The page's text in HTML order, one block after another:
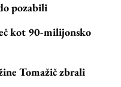
pozabili
kot 90-milijonsko
Tomažič zbrali